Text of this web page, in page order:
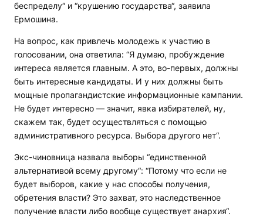
беспределу“ и “крушению государства“, заявила
Ермошина.
На вопрос, как привлечь молодежь к участию в
голосовании, она ответила: “Я думаю, пробуждение
интереса является главным. А это, во-первых, должны
быть интересные кандидаты. И у них должны быть
мощные пропагандистские информационные кампании.
Не будет интересно — значит, явка избирателей, ну,
скажем так, будет осуществляться с помощью
административного ресурса. Выбора другого нет“.
Экс-чиновница назвала выборы “единственной
альтернативой всему другому“: “Потому что если не
будет выборов, какие у нас способы получения,
обретения власти? Это захват, это наследственное
получение власти либо вообще существует анархия“.